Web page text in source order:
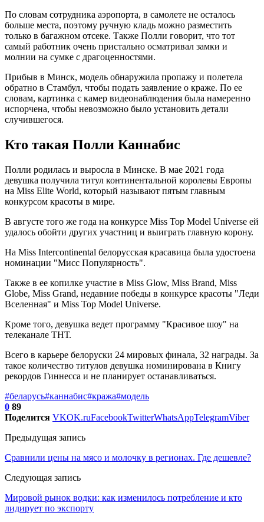
По словам сотрудника аэропорта, в самолете не осталось
больше места, поэтому ручную кладь можно разместить
только в багажном отсеке. Также Полли говорит, что тот
самый работник очень пристально осматривал замки и
молнии на сумке с драгоценностями.
Прибыв в Минск, модель обнаружила пропажу и полетела
обратно в Стамбул, чтобы подать заявление о краже. По ее
словам, картинка с камер видеонаблюдения была намеренно
испорчена, чтобы невозможно было установить детали
случившегося.
Кто такая Полли Каннабис
Полли родилась и выросла в Минске. В мае 2021 года
девушка получила титул континентальной королевы Европы
на Miss Elite World, который называют пятым главным
конкурсом красоты в мире.
В августе того же года на конкурсе Miss Top Model Universe ей
удалось обойти других участниц и выиграть главную корону.
На Miss Intercontinental белорусская красавица была удостоена
номинации "Мисс Популярность".
Также в ее копилке участие в Miss Glow, Miss Brand, Miss
Globe, Miss Grand, недавние победы в конкурсе красоты "Леди
Вселенная" и Miss Top Model Universe.
Кроме того, девушка ведет программу "Красивое шоу" на
телеканале ТНТ.
Всего в карьере белоруски 24 мировых финала, 32 награды. За
такое количество титулов девушка номинирована в Книгу
рекордов Гиннесса и не планирует останавливаться.
#беларусь#каннабис#кража#модель
0 89
Поделится VKOK.ruFacebookTwitterWhatsAppTelegramViber
Предыдущая запись
Сравнили цены на мясо и молочку в регионах. Где дешевле?
Следующая запись
Мировой рынок водки: как изменилось потребление и кто
лидирует по экспорту